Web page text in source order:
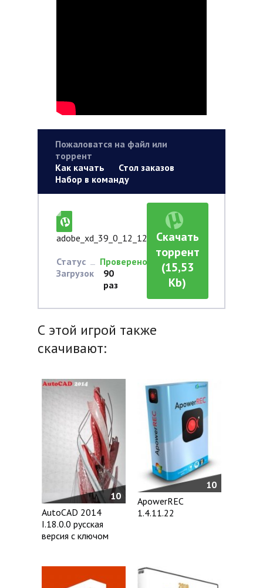
Пожаловатся на файл или
торрент
Как качать
Стол заказов
Набор в команду
adobe_xd_39_0_12_12.torrent
Статус
Проверено
Загрузок
90
раз
Скачать
торрент
(15,53
Kb)
С этой игрой также
скачивают:
10
AutoCAD 2014
I.18.0.0 русская
версия с ключом
10
ApowerREC
1.4.11.22